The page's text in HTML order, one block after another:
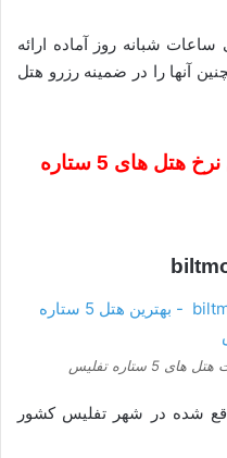
ساعات شبانه روز آماده ارائه
آنها را در ضمینه رزرو هتل
هتل 5 ستاره تفلیس – بهترین نرخ هتل های 5 ستاره
ستاره تفلیس
واقع شده در شهر تفلیس کشور